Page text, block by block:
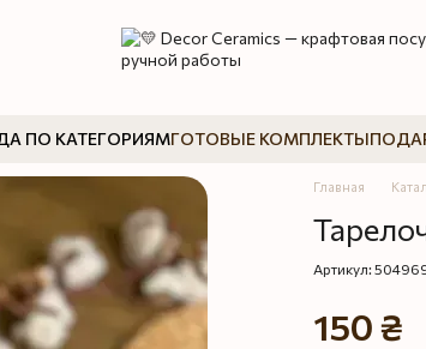
ПО КАТЕГОРИЯМГОТОВЫЕ КОМПЛЕКТЫ
Главная
Артикул:
150 ₴